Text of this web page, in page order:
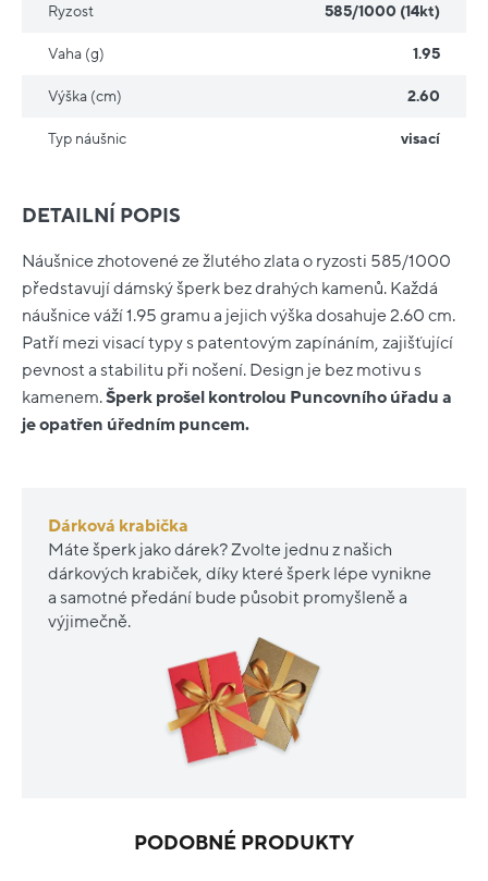
DETAILNÍ POPIS
Náušnice zhotovené ze žlutého zlata o ryzosti 585/1000
představují dámský šperk bez drahých kamenů. Každá
náušnice váží 1.95 gramu a jejich výška dosahuje 2.60 cm.
Patří mezi visací typy s patentovým zapínáním, zajišťující
pevnost a stabilitu při nošení. Design je bez motivu s
kamenem.Šperk prošel kontrolou Puncovního úřadu a
je opatřen úředním puncem.
Dárková krabička
Máte šperk jako dárek? Zvolte jednu z našich
dárkových krabiček, díky které šperk lépe vynikne
a samotné předání bude působit promyšleně a
výjimečně.
Ryzost 585/1000 (14kt)
Vaha (g) 1.95
Výška (cm) 2.60
Typ náušnic visací
PODOBNÉ PRODUKTY